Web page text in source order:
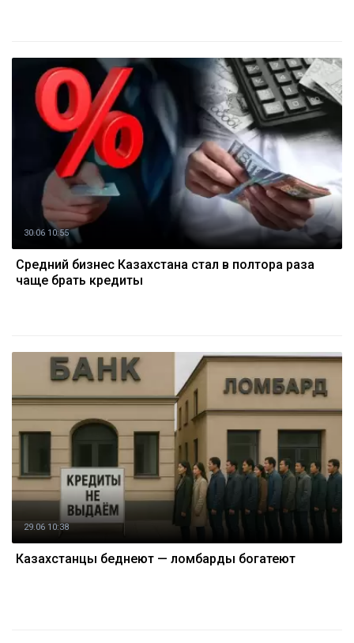
30.06 10:55
Средний бизнес Казахстана стал в полтора раза
чаще брать кредиты
29.06 10:38
Казахстанцы беднеют — ломбарды богатеют